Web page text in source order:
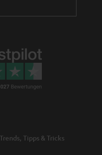
Tipps & Tricks